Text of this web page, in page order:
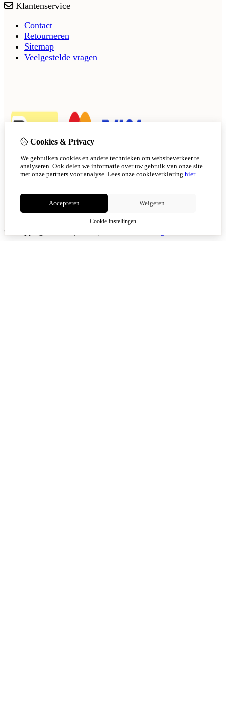
Klantenservice
Contact
Retourneren
Sitemap
Veelgestelde vragen
© Copyright 2026
Cookies & Privacy
We gebruiken cookies en andere technieken om websiteverkeer te
analyseren. Ook delen we informatie over uw gebruik van onze site
met onze partners voor analyse. Lees onze cookieverklaring hier
Accepteren Weigeren
Cookie-instellingen